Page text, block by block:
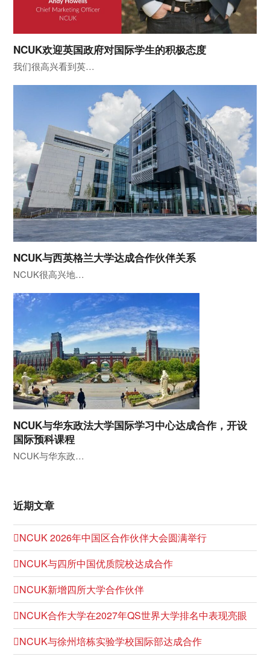
NCUK欢迎英国政府对国际学生的积极态度
我们很高兴看到英…
NCUK与西英格兰大学达成合作伙伴关系
NCUK很高兴地…
NCUK与华东政法大学国际学习中心达成合作，开设
国际预科课程
NCUK与华东政…
近期文章
NCUK 2026年中国区合作伙伴大会圆满举行
NCUK与四所中国优质院校达成合作
NCUK新增四所大学合作伙伴
NCUK合作大学在2027年QS世界大学排名中表现亮眼
NCUK与徐州培栋实验学校国际部达成合作